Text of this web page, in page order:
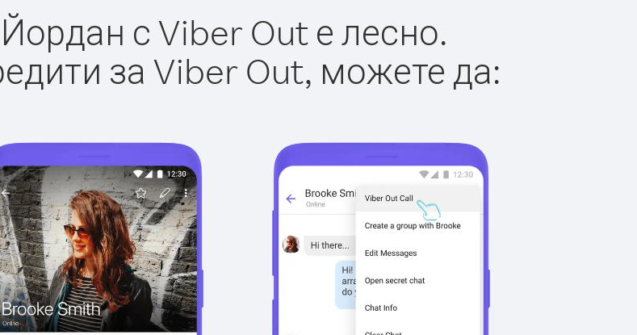
с Viber Out е лесно.
за Viber Out, можете да: